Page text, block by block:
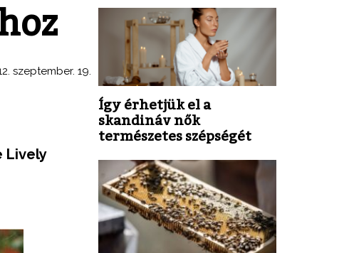
szeptember. 19.
Lively
Így érhetjük el a
skandináv nők
természetes szépségét